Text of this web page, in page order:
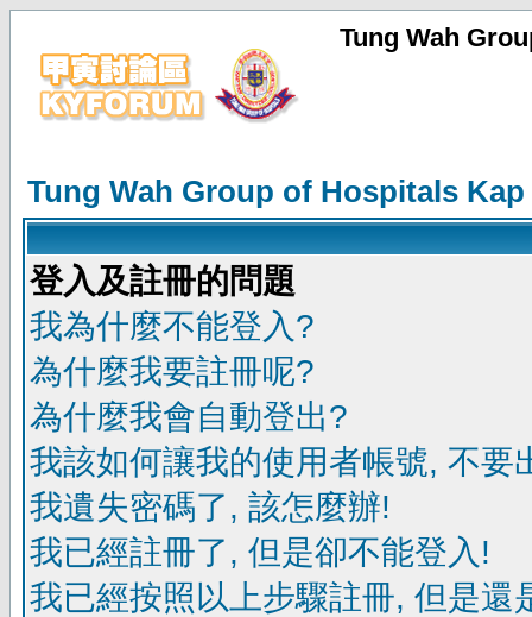
Tung Wah
Tung Wah Group of Hospitals
登入及註冊的問題
我為什麼不能登入?
為什麼我要註冊呢?
為什麼我會自動登出?
我該如何讓我的使用者帳號, 不要
我遺失密碼了, 該怎麼辦!
我已經註冊了, 但是卻不能登入!
我已經按照以上步驟註冊, 但是還